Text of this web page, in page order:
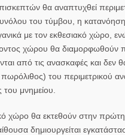
θα αναπτυχθεί
του τύμβου, η
με τον εκθεσιακό χώρο,
χώρου θα διαμορφωθούν
από τις ανασκαφές και δεν
του περιμετρικού
μνημείου.
χώρο θα εκτεθούν στην πρώτη
δημιουργείται